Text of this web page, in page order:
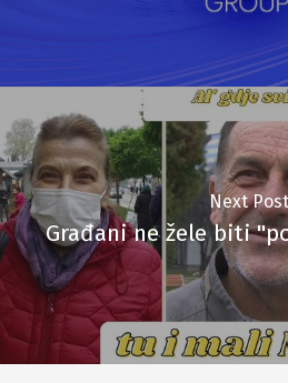
Next Post
Građani ne žele biti